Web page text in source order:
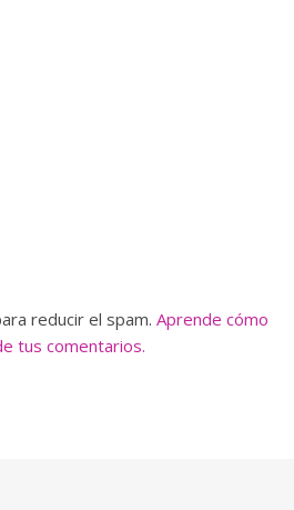
reducir el spam. Aprende cómo
tus comentarios.